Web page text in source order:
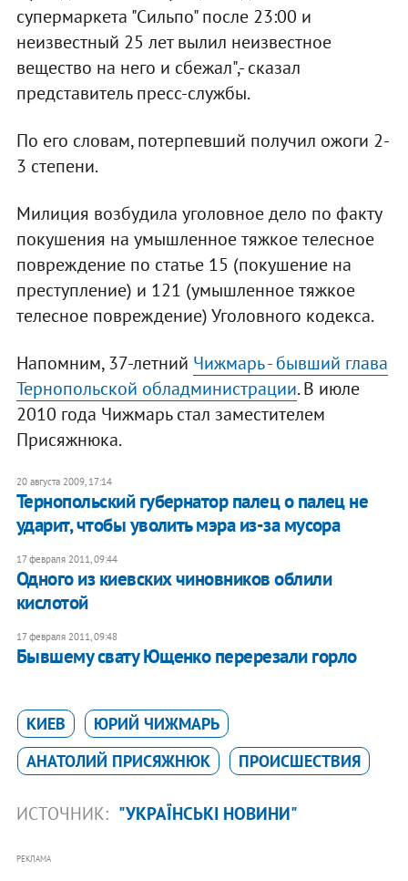
супермаркета "Сильпо" после 23:00 и
неизвестный 25 лет вылил неизвестное
вещество на него и сбежал",- сказал
представитель пресс-службы.
По его словам, потерпевший получил ожоги 2-
3 степени.
Милиция возбудила уголовное дело по факту
покушения на умышленное тяжкое телесное
повреждение по статье 15 (покушение на
преступление) и 121 (умышленное тяжкое
телесное повреждение) Уголовного кодекса.
Напомним, 37-летний Чижмарь - бывший глава
Тернопольской обладминистрации. В июле
2010 года Чижмарь стал заместителем
Присяжнюка.
20 августа 2009, 17:14
Тернопольский губернатор палец о палец не
ударит, чтобы уволить мэра из-за мусора
17 февраля 2011, 09:44
Одного из киевских чиновников облили
кислотой​
17 февраля 2011, 09:48
Бывшему свату Ющенко перерезали горло
КИЕВ
ЮРИЙ ЧИЖМАРЬ
АНАТОЛИЙ ПРИСЯЖНЮК
ПРОИСШЕСТВИЯ
ИСТОЧНИК: "УКРАЇНСЬКІ НОВИНИ"
РЕКЛАМА